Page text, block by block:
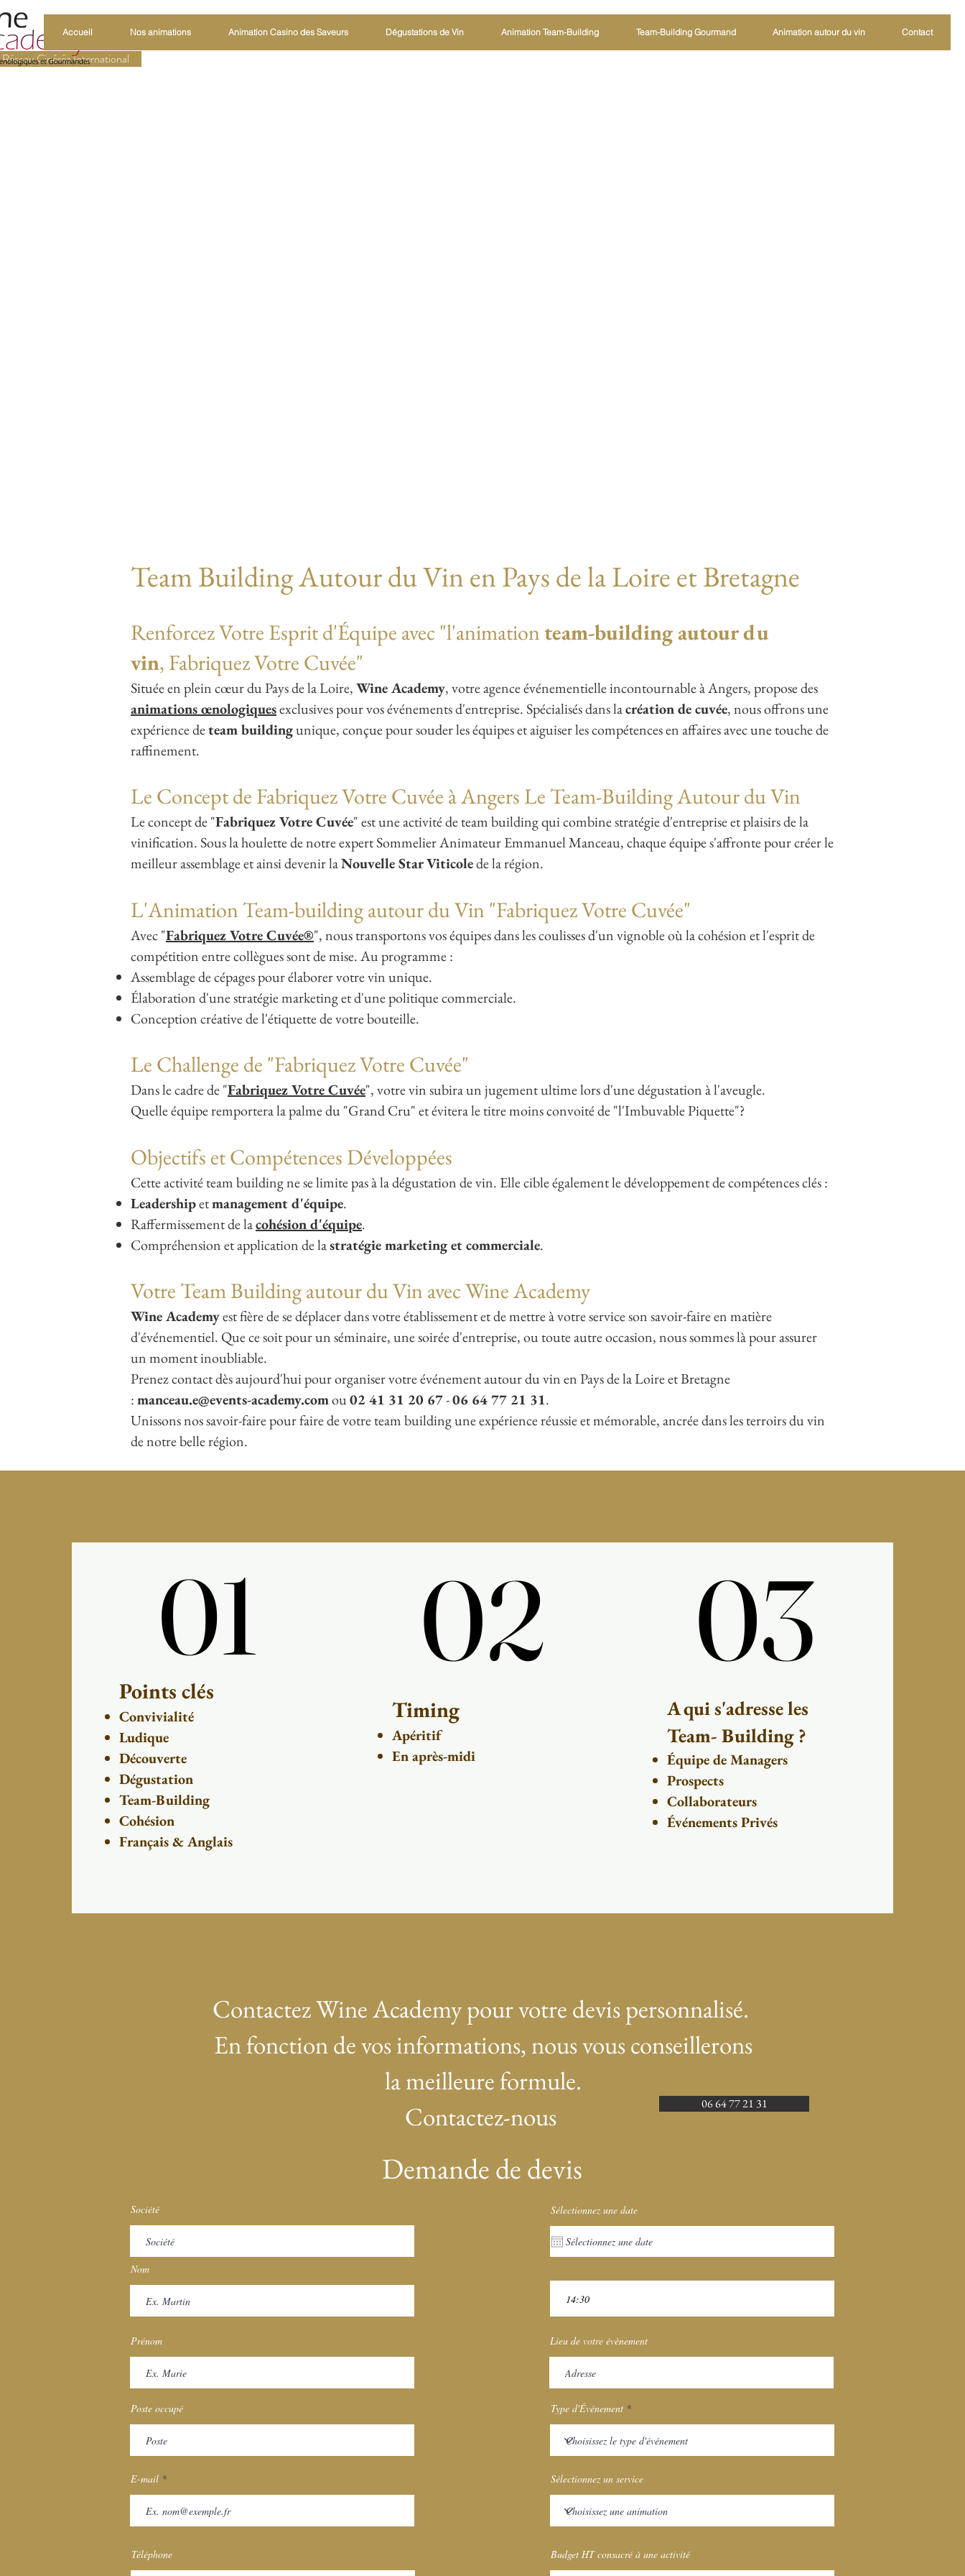
Accueil Nos animations Animation Casino des Saveurs Dégustations de Vin Animation Team-Building Team-Building Gourmand Animation autour du vin Contact
Team Building Autour du Vin en Pays de la Loire et Bretagne
Renforcez Votre Esprit d'Équipe avec "l'animation team-building autour du
vin, Fabriquez Votre Cuvée"
Située en plein cœur du Pays de la Loire,Wine Academy, votre agence événementielle incontournable à Angers, propose des
animations œnologiquesexclusives pour vos événements d'entreprise. Spécialisés dans lacréation de cuvée, nous offrons une
expérience deteam buildingunique, conçue pour souder les équipes et aiguiser les compétences en affaires avec une touche de
raffinement.
Le Concept de Fabriquez Votre Cuvée à Angers Le Team-Building Autour du Vin
Le concept de "Fabriquez Votre Cuvée" est une activité de team building qui combine stratégie d'entreprise et plaisirs de la
vinification. Sous la houlette de notre expert Sommelier Animateur Emmanuel Manceau, chaque équipe s'affronte pour créer le
meilleur assemblage et ainsi devenir laNouvelle Star Viticolede la région.
L'Animation Team-building autour du Vin "Fabriquez Votre Cuvée"
Avec "Fabriquez Votre Cuvée®", nous transportons vos équipes dans les coulisses d'un vignoble où la cohésion et l'esprit de
compétition entre collègues sont de mise. Au programme :
Assemblage de cépages pour élaborer votre vin unique.
Élaboration d'une stratégie marketing et d'une politique commerciale.
Conception créative de l'étiquette de votre bouteille.
Le Challenge de "Fabriquez Votre Cuvée"
Dans le cadre de "Fabriquez Votre Cuvée", votre vin subira un jugement ultime lors d'une dégustation à l'aveugle.
Quelle équipe remportera la palme du "Grand Cru" et évitera le titre moins convoité de "l'Imbuvable Piquette"?
Objectifs et Compétences Développées
Cette activité team building ne se limite pas à la dégustation de vin. Elle cible également le développement de compétences clés :
Leadershipetmanagement d'équipe.
Raffermissement de lacohésion d'équipe.
Compréhension et application de lastratégie marketing et commerciale.
Votre Team Building autour du Vin avec Wine Academy
Wine Academyest fière de se déplacer dans votreétablissement et de mettre à votre service son savoir-faire en matière
d'événementiel. Que ce soit pour un séminaire, une soirée d'entreprise, ou toute autre occasion, nous sommes là pour assurer
un moment inoubliable.
Prenez contact dès aujourd'hui pour organiser votre événement autour du vin en Pays de la Loire et Bretagne
:manceau.e@events-academy.comou02 41 31 20 67-06 64 77 21 31.
Unissons nos savoir-faire pour faire de votre team building une expérience réussie et mémorable, ancrée dans les terroirs du vin
de notre belle région.
01
01
Points clés
Convivialité
Ludique
Découverte
Dégustation
Team-Building
Cohésion
Français & Anglais
02
02
Timing
Apéritif
En après-midi
03
03
A qui s'adresse les
Team- Building ?
Équipe de Managers
Prospects
Collaborateurs
Événements Privés
Contactez Wine Academy pour votre devis personnalisé.
En fonction de vos informations, nous vous conseillerons
la meilleure formule.
Contactez-nous
06 64 77 21 31
Demande de devis
Société
Nom
Prénom
Poste occupé
E-mail
Téléphone
Sélectionnez une date
Lieu de votre évènement
Type d'Événement
Sélectionnez un service
Budget HT consacré à une activité
Cinéréa International